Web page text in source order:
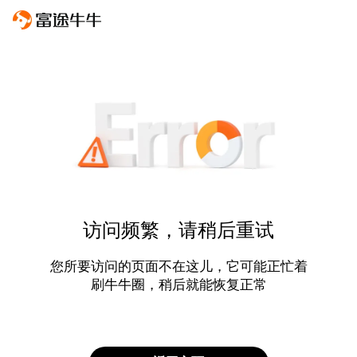
访问频繁，请稍后重试
您所要访问的页面不在这儿，它可能正忙着
刷牛牛圈，稍后就能恢复正常